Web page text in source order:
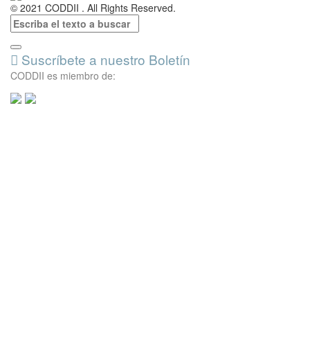
© 2021 CODDII . All Rights Reserved.
Suscríbete a nuestro Boletín
CODDII es miembro de: